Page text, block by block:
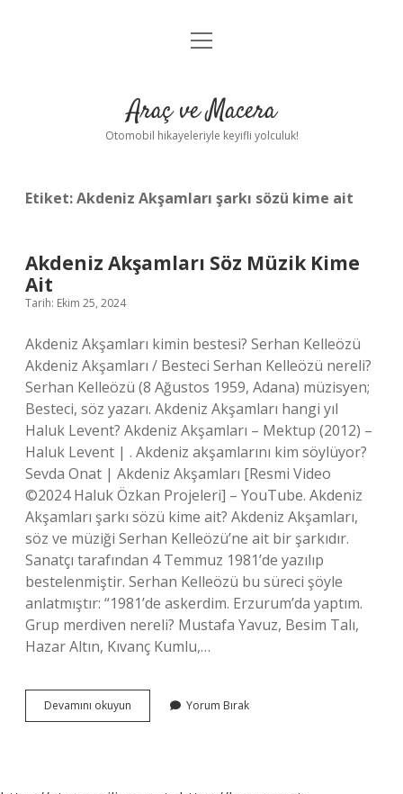
Anasayfa
Yasal Uyarı
menüyü
Araç ve Macera
Otomobil hikayeleriyle keyifli yolculuk!
Etiket:Akdeniz Akşamları şarkı sözü kime ait
Akdeniz Akşamları Söz Müzik Kime
Ait
Tarih: Ekim 25, 2024
Akdeniz Akşamları kimin bestesi? Serhan Kelleözü
Akdeniz Akşamları / Besteci Serhan Kelleözü nereli?
Serhan Kelleözü (8 Ağustos 1959, Adana) müzisyen;
Besteci, söz yazarı. Akdeniz Akşamları hangi yıl
Haluk Levent? Akdeniz Akşamları – Mektup (2012) –
Haluk Levent | . Akdeniz akşamlarını kim söylüyor?
Sevda Onat | Akdeniz Akşamları [Resmi Video
©2024 Haluk Özkan Projeleri] – YouTube. Akdeniz
Akşamları şarkı sözü kime ait? Akdeniz Akşamları,
söz ve müziği Serhan Kelleözü’ne ait bir şarkıdır.
Sanatçı tarafından 4 Temmuz 1981’de yazılıp
bestelenmiştir. Serhan Kelleözü bu süreci şöyle
anlatmıştır: “1981’de askerdim. Erzurum’da yaptım.
Grup merdiven nereli? Mustafa Yavuz, Besim Talı,
Hazar Altın, Kıvanç Kumlu,…
Devamını okuyun Akdeniz
Akşamları
Yorum Bırak